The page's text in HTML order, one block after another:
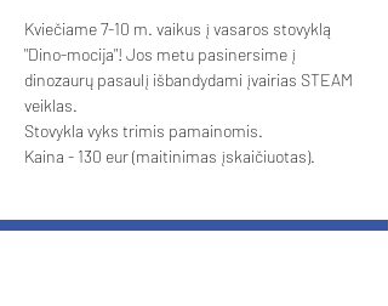
Kviečiame 7-10 m. vaikus į vasaros stovyklą
"Dino-mocija"! Jos metu pasinersime į
dinozaurų pasaulį išbandydami įvairias STEAM
veiklas.
Stovykla vyks trimis pamainomis.
Kaina - 130 eur (maitinimas įskaičiuotas).